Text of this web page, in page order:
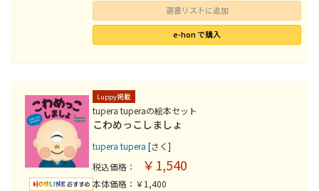
選書リストに追加
e-hon で購入
Luppy掲載
tupera tuperaの絵本セット
こわめっこしましょ
tupera tupera [さく]
税込価格：
￥1,540
本体価格：￥1,400